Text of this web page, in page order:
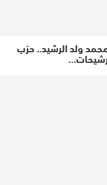
ولد الرشيد.. حزب